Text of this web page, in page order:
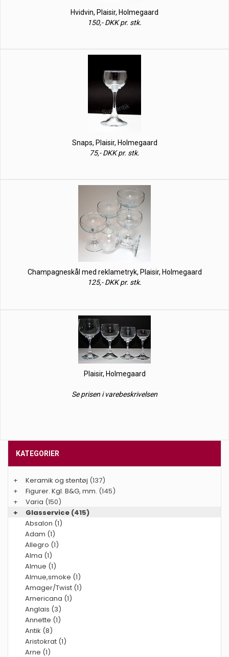
Hvidvin, Plaisir, Holmegaard
150,- DKK pr. stk.
Snaps, Plaisir, Holmegaard
75,- DKK pr. stk.
Champagneskål med reklametryk, Plaisir, Holmegaard
125,- DKK pr. stk.
Plaisir, Holmegaard
Se prisen i varebeskrivelsen
KATEGORIER
+ Keramik og stentøj (137)
+
Figurer. Kgl. B&G, mm. (145)
+
Varia (150)
+
Glasservice (415)
Absalon (1)
Adam (1)
Allegro (1)
Alma (1)
Almue (1)
Almue,smoke (1)
Amager/Twist (1)
Americana (1)
Anglais (3)
Annette (1)
Antik (8)
Aristokrat (1)
Arne (1)